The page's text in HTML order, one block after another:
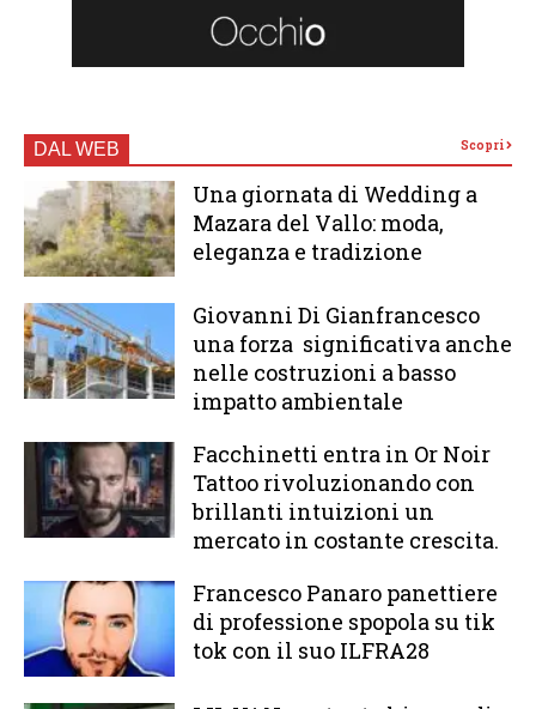
DAL WEB Scopri
Una giornata di Wedding a
Mazara del Vallo: moda,
eleganza e tradizione
Giovanni Di Gianfrancesco
una forza significativa anche
nelle costruzioni a basso
impatto ambientale
Facchinetti entra in Or Noir
Tattoo rivoluzionando con
brillanti intuizioni un
mercato in costante crescita.
Francesco Panaro panettiere
di professione spopola su tik
tok con il suo ILFRA28